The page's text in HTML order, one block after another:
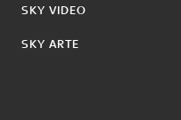
SKY VIDEO
SKY ARTE